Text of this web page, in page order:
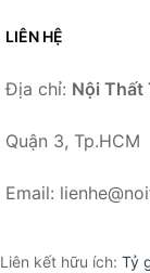
LIÊN HỆ
Địa chỉ: Nội Thất
Quận 3, Tp.HCM
Email:
Liên kết hữu ích: Tỷ